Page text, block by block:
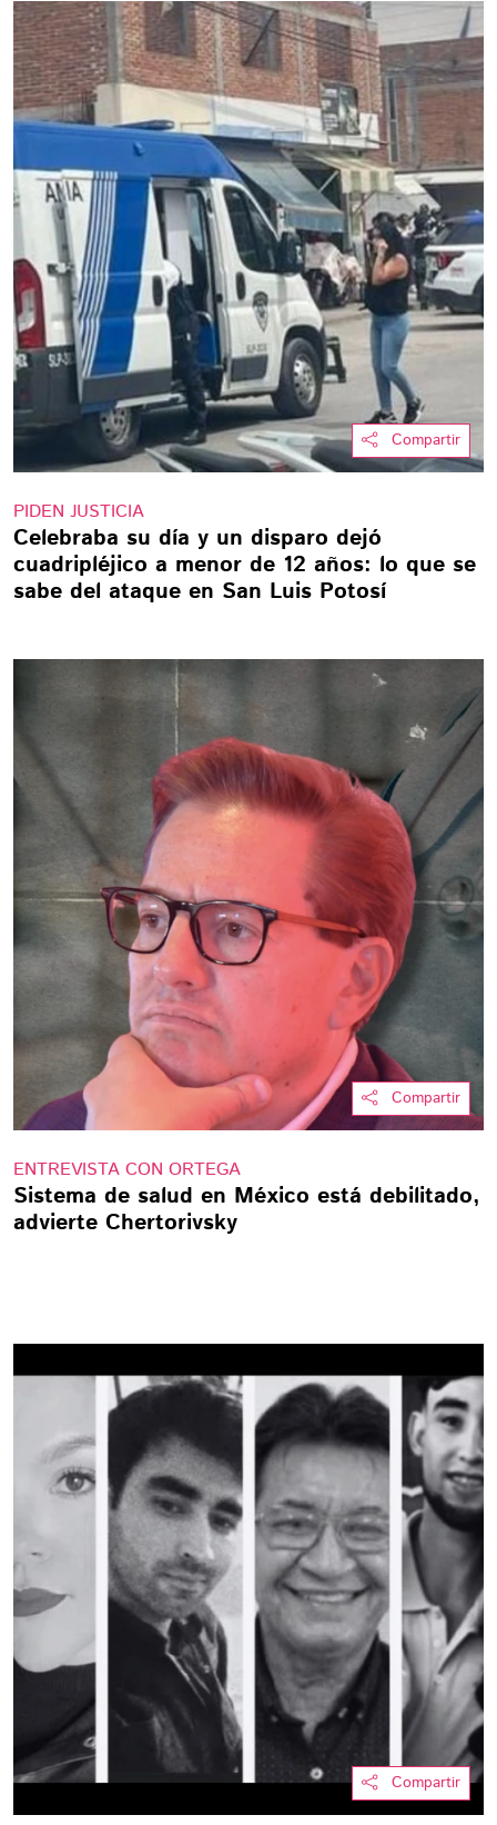
Compartir
PIDEN JUSTICIA
Celebraba su día y un disparo dejó
cuadripléjico a menor de 12 años: lo que se
sabe del ataque en San Luis Potosí
Compartir
ENTREVISTA CON ORTEGA
Sistema de salud en México está debilitado,
advierte Chertorivsky
Compartir